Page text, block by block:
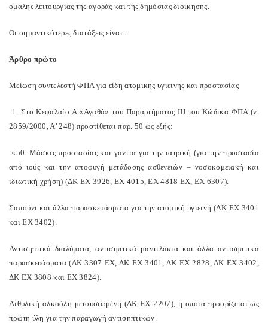
ομαλής λειτουργίας της αγοράς και της δημόσιας διοίκησης.
Οι σημαντικότερες διατάξεις είναι :
Άρθρο πρώτο
Μείωση συντελεστή ΦΠΑ για είδη ατομικής υγιεινής και προστασίας
1. Στο Κεφαλαίο Α «Αγαθά» του Παραρτήματος ΙΙΙ του Κώδικα ΦΠΑ (ν.
2859/2000, Α’ 248) προστίθεται παρ. 50 ως εξής:
«50. Μάσκες προστασίας και γάντια για την ιατρική (για την προστασία
από ιούς και την αποφυγή μετάδοσης ασθενειών – νοσοκομειακή και
ιδιωτική χρήση) (ΔΚ ΕΧ 3926, ΕΧ 4015, ΕΧ 4818 ΕΧ, ΕΧ 6307).
Σαπούνι και άλλα παρασκευάσματα για την ατομική υγιεινή (ΔΚ ΕΧ 3401
και ΕΧ 3402).
Αντισηπτικά διαλύματα, αντισηπτικά μαντιλάκια και άλλα αντισηπτικά
παρασκευάσματα (ΔΚ 3307 ΕΧ, ΔΚ ΕΧ 3401, ΔΚ ΕΧ 2828, ΔΚ ΕΧ 3402,
ΔΚ ΕΧ 3808 και ΕΧ 3824).
Αιθυλική αλκοόλη μετουσιωμένη (ΔΚ ΕΧ 2207), η οποία προορίζεται ως
πρώτη ύλη για την παραγωγή αντισηπτικών.